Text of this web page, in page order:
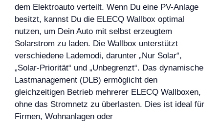
dem Elektroauto verteilt. Wenn Du eine PV-Anlage
besitzt, kannst Du die ELECQ Wallbox optimal
nutzen, um Dein Auto mit selbst erzeugtem
Solarstrom zu laden. Die Wallbox unterstützt
verschiedene Lademodi, darunter „Nur Solar“,
„Solar-Priorität“ und „Unbegrenzt“. Das dynamische
Lastmanagement (DLB) ermöglicht den
gleichzeitigen Betrieb mehrerer ELECQ Wallboxen,
ohne das Stromnetz zu überlasten. Dies ist ideal für
Firmen, Wohnanlagen oder